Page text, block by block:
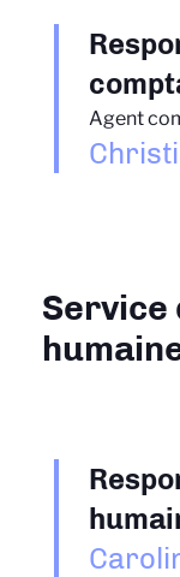
Agent
Service